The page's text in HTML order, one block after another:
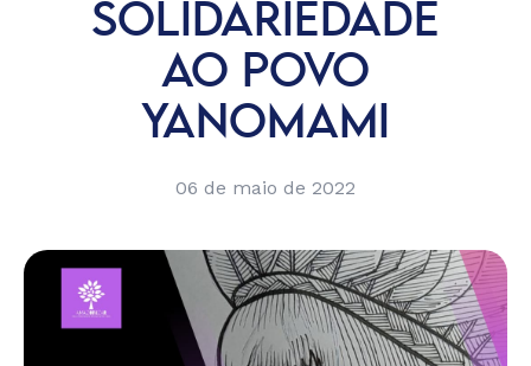
SOLIDARIEDADE
AO POVO
YANOMAMI
06 de maio de 2022